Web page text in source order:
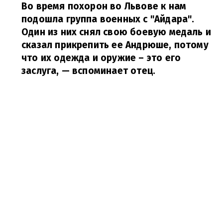
Во время похорон во Львове к нам
подошла группа военных с "Айдара".
Один из них снял свою боевую медаль и
сказал прикрепить ее Андрюше, потому
что их одежда и оружие – это его
заслуга, — вспоминает отец.